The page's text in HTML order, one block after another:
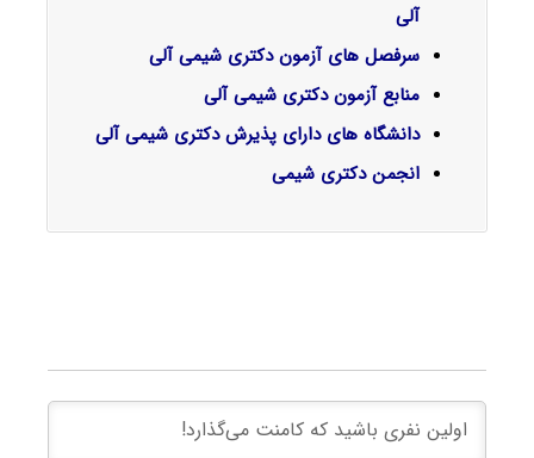
آلی
سرفصل‌ های آزمون دکتری شیمی آلی
منابع آزمون دکتری شیمی آلی
دانشگاه های دارای پذیرش دکتری شیمی آلی
انجمن دکتری شیمی